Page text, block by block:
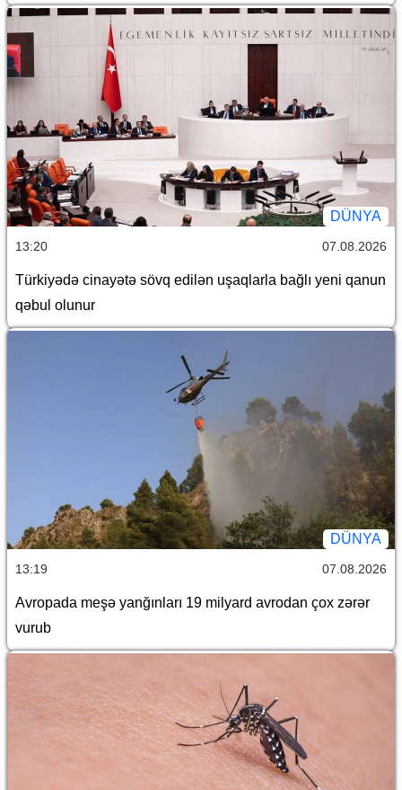
DÜNYA
13:20 07.08.2026
Türkiyədə cinayətə sövq edilən uşaqlarla bağlı yeni qanun
qəbul olunur
DÜNYA
13:19 07.08.2026
Avropada meşə yanğınları 19 milyard avrodan çox zərər
vurub